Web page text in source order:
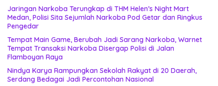
Jaringan Narkoba Terungkap di THM Helen’s Night Mart
Medan, Polisi Sita Sejumlah Narkoba Pod Getar dan Ringkus
Pengedar
Tempat Main Game, Berubah Jadi Sarang Narkoba, Warnet
Tempat Transaksi Narkoba Disergap Polisi di Jalan
Flamboyan Raya
Nindya Karya Rampungkan Sekolah Rakyat di 20 Daerah,
Serdang Bedagai Jadi Percontohan Nasional